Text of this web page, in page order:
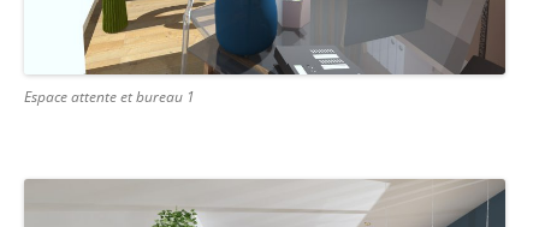
Espace attente et bureau 1